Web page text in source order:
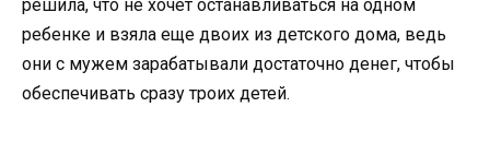
решила, что не хочет останавливаться на одном
ребенке и взяла еще двоих из детского дома, ведь
они с мужем зарабатывали достаточно денег, чтобы
обеспечивать сразу троих детей.